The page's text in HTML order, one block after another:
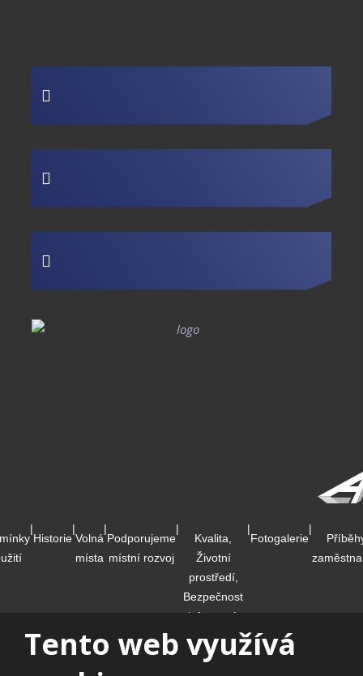
|
Historie
|
Volná
místa
|
Podporujeme
místní rozvoj
|
Kvalita,
Životní
prostředí,
Bezpečnost
informací,
Fotovoltaická
elektrárna
|
Fotogalerie
|
Tento web využívá